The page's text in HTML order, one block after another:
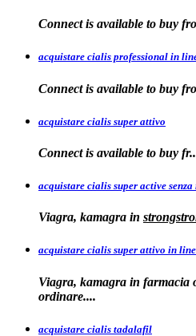
Connect is available to buy
acquistare cialis professional in
Connect is available to buy
acquistare cialis super attivo
Connect is available to buy
acquistare cialis super active
Viagra, kamagra in
acquistare cialis super attivo in
Viagra, kamagra in farmacia
ordinare....
acquistare cialis tadalafil